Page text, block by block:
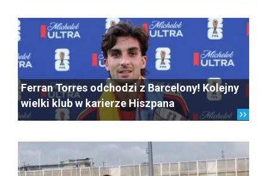
Ferran Torres odchodzi z Barcelony! Kolejny
wielki klub w karierze Hiszpana